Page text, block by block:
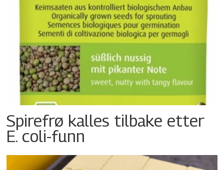
Spirefrø kalles tilbake etter
E. coli-funn